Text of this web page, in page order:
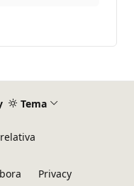
Tema
Privacy